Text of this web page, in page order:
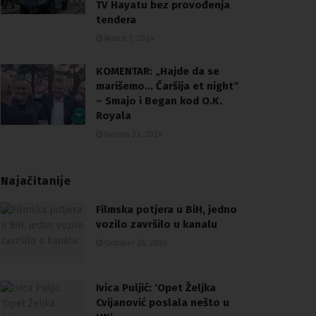
TV Hayatu bez provođenja
tendera
KOMENTAR: „Hajde da se
marišemo… Čaršija et night“
– Smajo i Began kod O.K.
Royala
Najačitanije
Filmska potjera u BiH, jedno
vozilo završilo u kanalu
Ivica Puljić: ‘Opet Željka
Cvijanović poslala nešto u